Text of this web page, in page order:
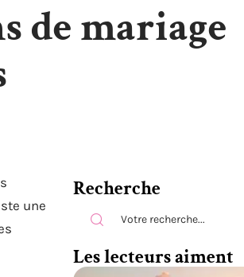
de mariage
une
Recherche
Les lecteurs aiment